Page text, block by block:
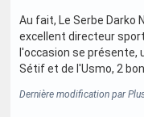
Au fait, Le Serbe Darko
excellent directeur
l'occasion se présente,
Sétif et de l'Usmo, 2
Dernière modification par